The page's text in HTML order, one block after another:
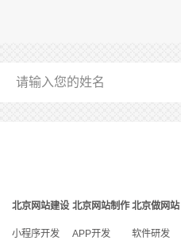
北京网站建设 北京网站制作 北京做网站
小程序开发 APP开发 软件研发